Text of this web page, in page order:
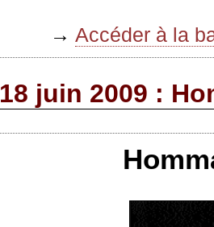
→ Accéder à la
18 juin 2009 :